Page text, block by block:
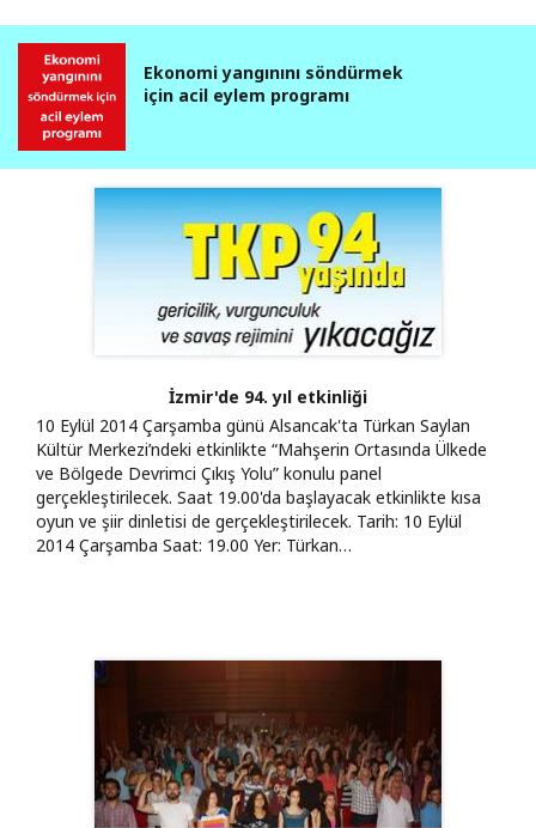
Ekonomi yangınını söndürmek
için acil eylem programı
İzmir'de 94. yıl etkinliği
10 Eylül 2014 Çarşamba günü Alsancak'ta Türkan Saylan
Kültür Merkezi’ndeki etkinlikte “Mahşerin Ortasında Ülkede
ve Bölgede Devrimci Çıkış Yolu” konulu panel
gerçekleştirilecek. Saat 19.00'da başlayacak etkinlikte kısa
oyun ve şiir dinletisi de gerçekleştirilecek. Tarih: 10 Eylül
2014 Çarşamba Saat: 19.00 Yer: Türkan…